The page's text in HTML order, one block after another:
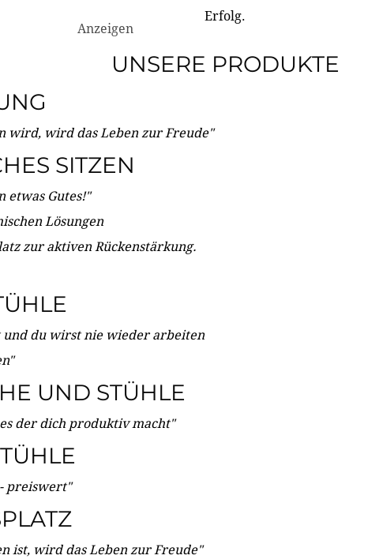
Erfolg.
Anzeigen
UNSERE PRODUKTE
wird, wird das Leben zur Freude"
SITZEN
etwas Gutes!"
Lösungen
zur aktiven Rückenstärkung.
und du wirst nie wieder arbeiten
UND STÜHLE
der dich produktiv macht"
preiswert"
ist, wird das Leben zur Freude"